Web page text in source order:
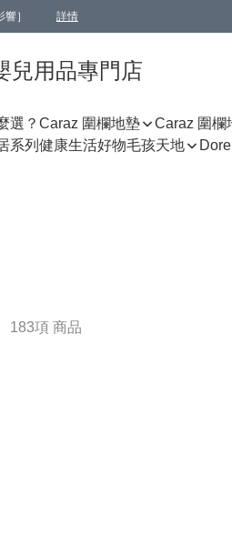
］ 詳情
兒用品專門店
選？ Caraz 圍欄地墊 Caraz 圍欄
系列 健康生活好物毛孩天地
183項 商品